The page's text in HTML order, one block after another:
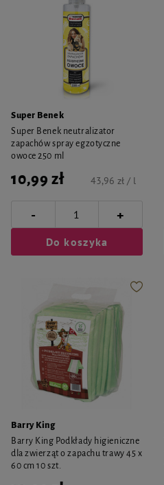
Super Benek
Super Benek neutralizator
zapachów spray egzotyczne
owoce 250 ml
10,99 zł 43,96 zł / l
- +
Do koszyka
Barry King
Barry King Podkłady higieniczne
dla zwierząt o zapachu trawy 45 x
60 cm 10 szt.